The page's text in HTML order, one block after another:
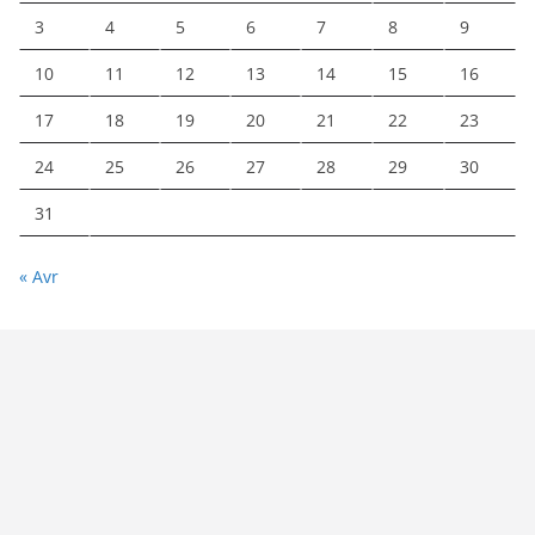
3 4 5 6 7 8 9
10 11 12 13 14 15 16
17 18 19 20 21 22 23
24 25 26 27 28 29 30
31
« Avr